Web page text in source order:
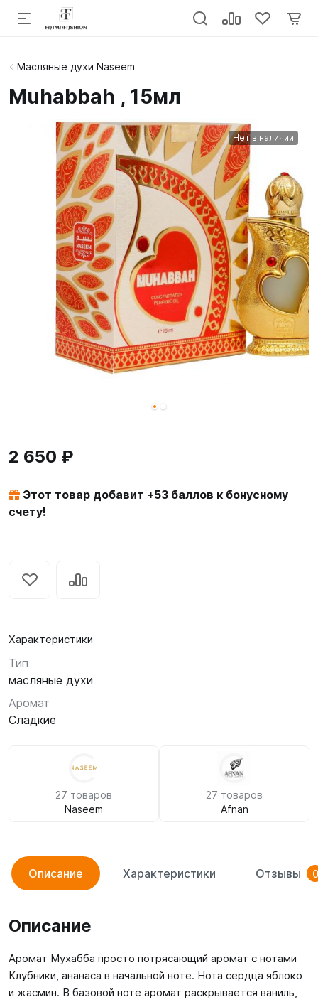
Масляные духи Naseem
Muhabbah , 15мл
Нет в наличии
2 650 ₽
Этот товар добавит +53 баллов к бонусному
счету!
Характеристики
Тип
масляные духи
Аромат
Сладкие
27 товаров
Naseem
27 товаров
Afnan
Описание Характеристики Отзывы 0
Описание
Аромат Мухабба просто потрясающий аромат с нотами
Клубники, ананаса в начальной ноте. Нота сердца яблоко
и жасмин. В базовой ноте аромат раскрывается ваниль,